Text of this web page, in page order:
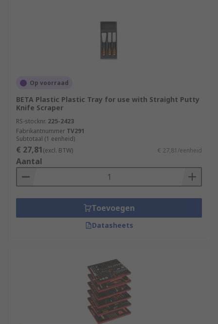
Op voorraad
BETA Plastic Plastic Tray for use with Straight Putty
Knife Scraper
RS-stocknr. 225-2423
Fabrikantnummer TV291
Subtotaal (1 eenheid)
€ 27,81(excl. BTW) € 27,81/eenheid
Aantal
Toevoegen
Datasheets